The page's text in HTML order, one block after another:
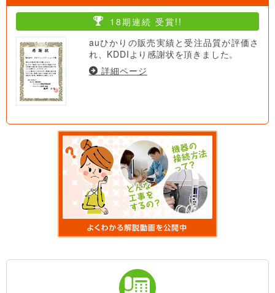
18期連続 受賞!!
auひかりの販売実績と受注品質が評価さ
れ、KDDIより感謝状を頂きました。
詳細ページ